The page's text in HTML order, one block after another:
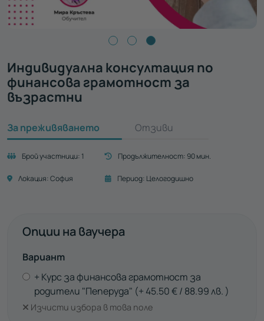
Индивидуална консултация по
финансова грамотност за
възрастни
За преживяването Отзиви
Брой участници: 1 Продължителност: 90 мин.
Локация:София Период: Целогодишно
Опции на ваучера
Вариант
+ Курс за финансова грамотност за
родители "Пеперуда"
45.50€ 88.99лв.
Изчисти избора в това поле